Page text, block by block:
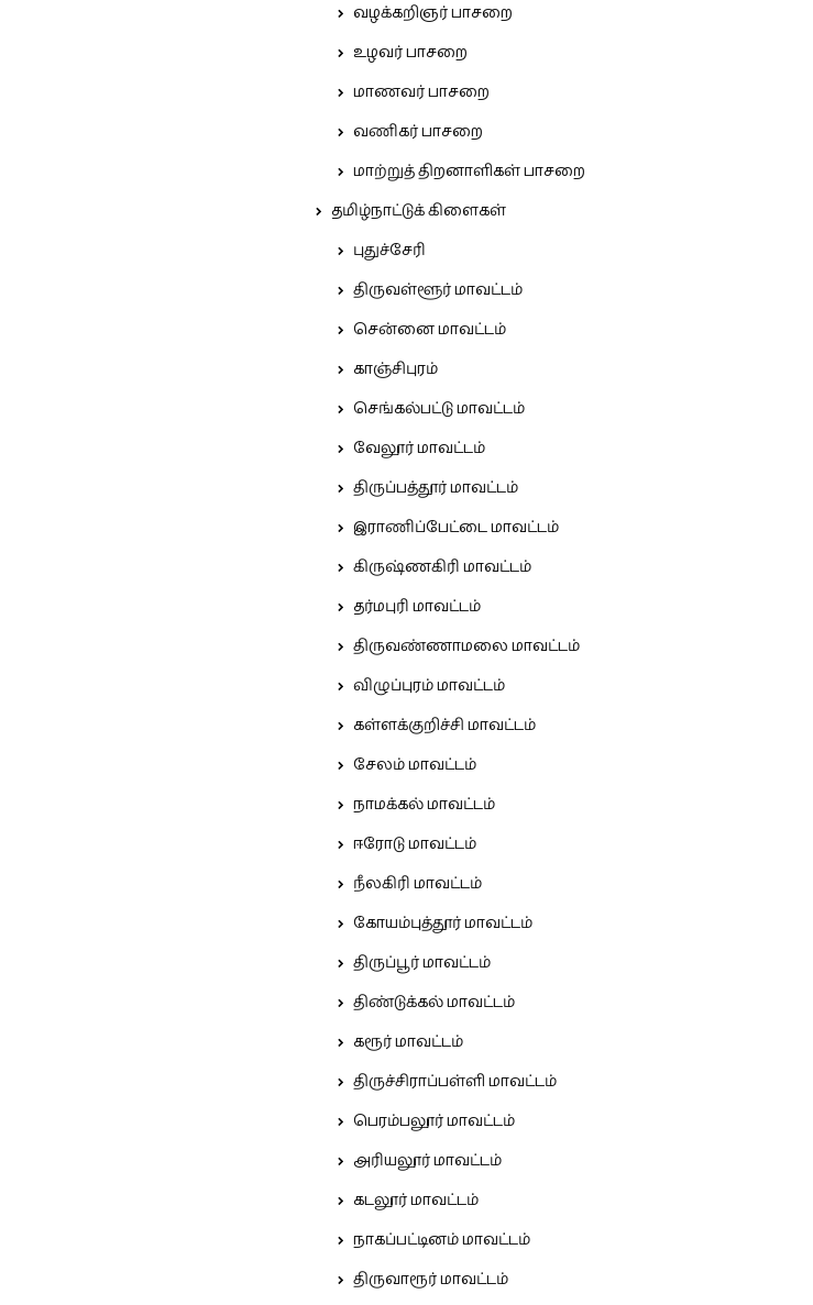
வழக்கறிஞர் பாசறை
உழவர் பாசறை
மாணவர் பாசறை
வணிகர் பாசறை
மாற்றுத் திறனாளிகள் பாசறை
தமிழ்நாட்டுக் கிளைகள்
புதுச்சேரி
திருவள்ளூர் மாவட்டம்
சென்னை மாவட்டம்
காஞ்சிபுரம்
செங்கல்பட்டு மாவட்டம்
வேலூர் மாவட்டம்
திருப்பத்தூர் மாவட்டம்
இராணிப்பேட்டை மாவட்டம்
கிருஷ்ணகிரி மாவட்டம்
தர்மபுரி மாவட்டம்
திருவண்ணாமலை மாவட்டம்
விழுப்புரம் மாவட்டம்
கள்ளக்குறிச்சி மாவட்டம்
சேலம் மாவட்டம்
நாமக்கல் மாவட்டம்
ஈரோடு மாவட்டம்
நீலகிரி மாவட்டம்
கோயம்புத்தூர் மாவட்டம்
திருப்பூர் மாவட்டம்
திண்டுக்கல் மாவட்டம்
கரூர் மாவட்டம்
திருச்சிராப்பள்ளி மாவட்டம்
பெரம்பலூர் மாவட்டம்
அரியலூர் மாவட்டம்
கடலூர் மாவட்டம்
நாகப்பட்டினம் மாவட்டம்
திருவாரூர் மாவட்டம்